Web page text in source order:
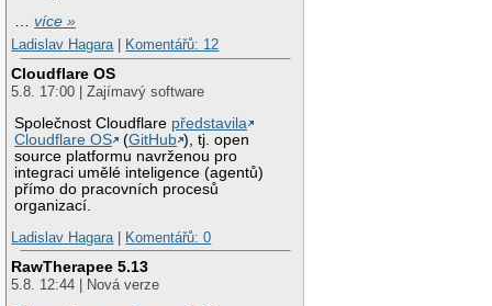
…více »
Ladislav Hagara| Komentářů: 12
Cloudflare OS
5.8. 17:00 | Zajímavý software
Společnost Cloudflare představila
Cloudflare OS
(GitHub ), tj. open
source platformu navrženou pro
integraci umělé inteligence (agentů)
přímo do pracovních procesů
organizací.
Ladislav Hagara| Komentářů: 0
RawTherapee 5.13
5.8. 12:44 | Nová verze